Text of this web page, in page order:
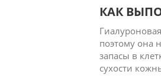
КАК
поэтому она
запасы в
сухости